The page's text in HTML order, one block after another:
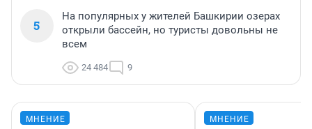
5
На популярных у жителей Башкирии озерах
открыли бассейн, но туристы довольны не
всем
24 484 9
МНЕНИЕ МНЕНИЕ